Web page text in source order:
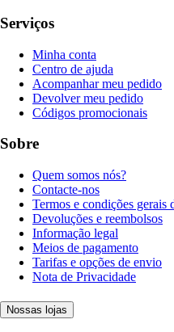
Serviços
Minha conta
Centro de ajuda
Acompanhar meu pedido
Devolver meu pedido
Códigos promocionais
Sobre
Quem somos nós?
Contacte-nos
Termos e condições gerais
Devoluções e reembolsos
Informação legal
Meios de pagamento
Tarifas e opções de envio
Nota de Privacidade
Nossas lojas